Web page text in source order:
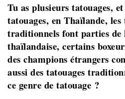
Tu as plusieurs tatouages,
tatouages, en Thaïlande, les
traditionnels font parties
thaïlandaise, certains
des champions étrangers
aussi des tatouages
ce genre de tatouage ?